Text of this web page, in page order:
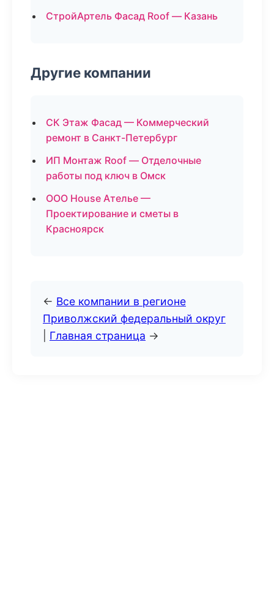
СтройАртель Фасад Roof — Казань
Другие компании
СК Этаж Фасад — Коммерческий
ремонт в Санкт-Петербург
ИП Монтаж Roof — Отделочные
работы под ключ в Омск
ООО House Ателье —
Проектирование и сметы в
Красноярск
← Все компании в регионе
Приволжский федеральный округ
Главная страница →